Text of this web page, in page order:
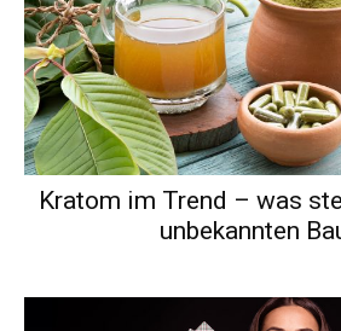
Kratom im Trend – was
unbekannten